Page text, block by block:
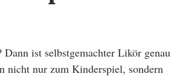
ist selbstgemachter Likör genau
nur zum Kinderspiel, sondern